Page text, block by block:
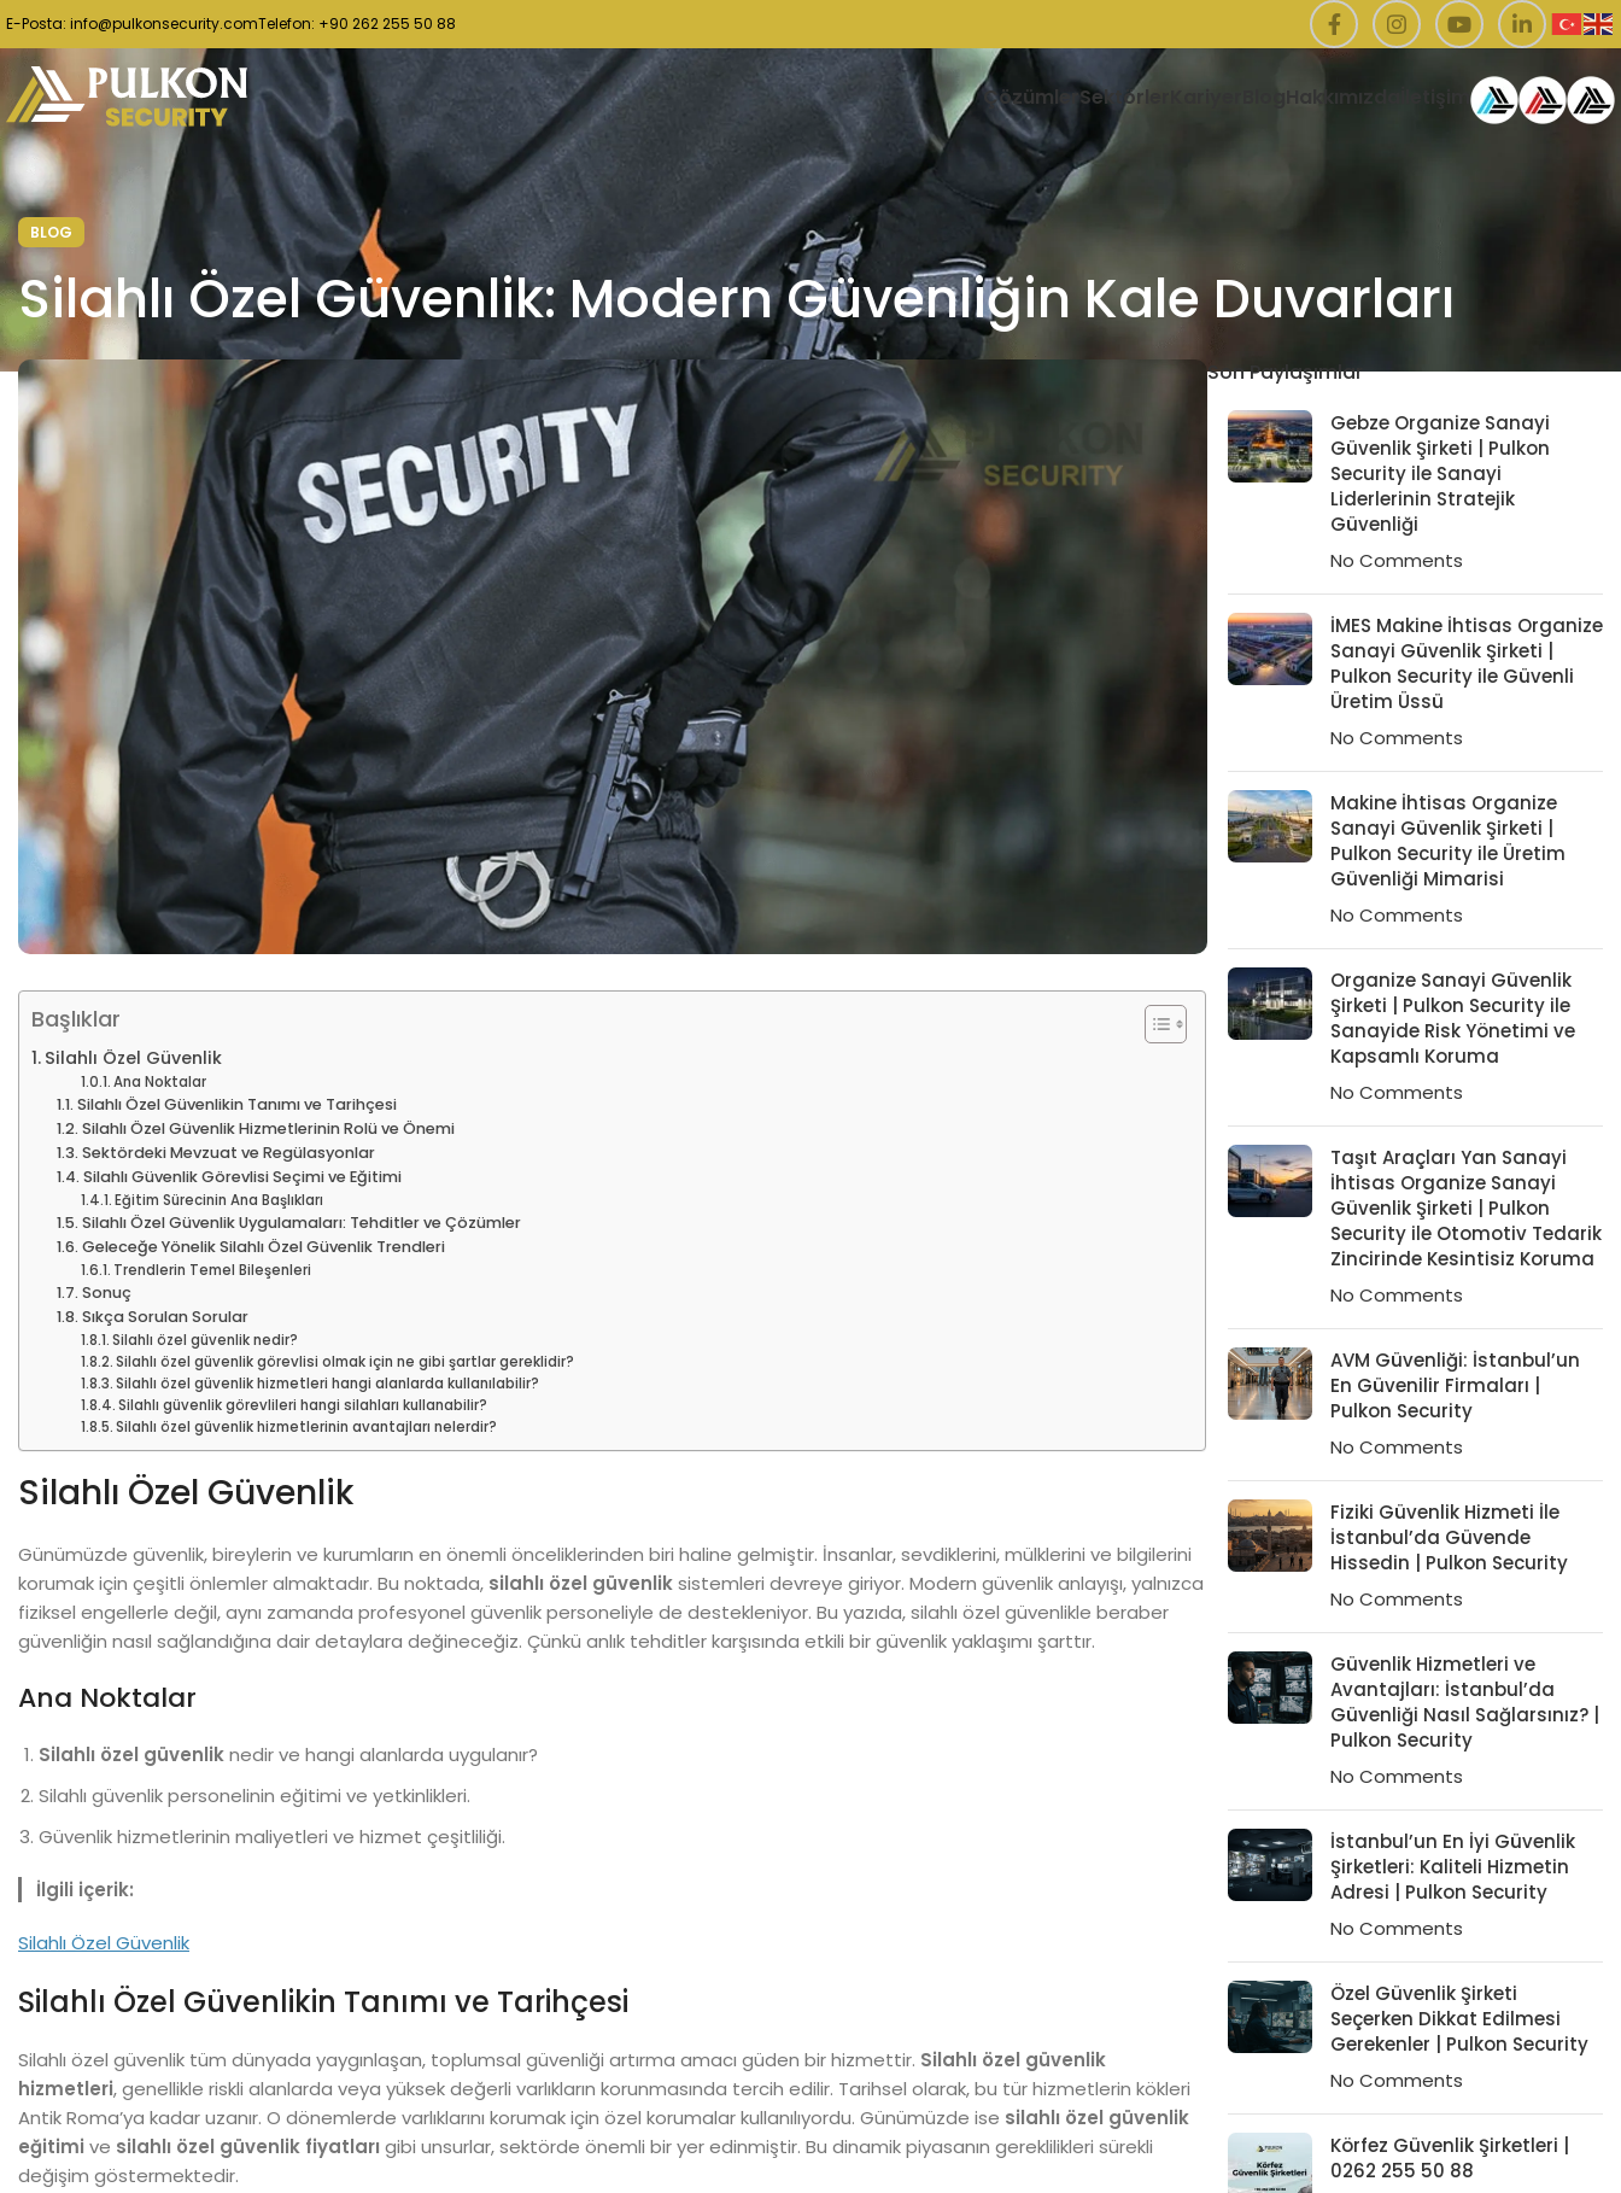
E-Posta: info@pulkonsecurity.comTelefon: +90 262 255 50 88
ÇözümlerSektörler Blog Hakkımızda
BLOG
Silahlı Özel Güvenlik: Modern Güvenliğin Kale Duvarları
Başlıklar
Silahlı Özel Güvenlik
Ana Noktalar
Silahlı Özel Güvenlikin Tanımı ve Tarihçesi
Silahlı Özel Güvenlik Hizmetlerinin Rolü ve Önemi
Sektördeki Mevzuat ve Regülasyonlar
Silahlı Güvenlik Görevlisi Seçimi ve Eğitimi
Eğitim Sürecinin Ana Başlıkları
Silahlı Özel Güvenlik Uygulamaları: Tehditler ve Çözümler
Geleceğe Yönelik Silahlı Özel Güvenlik Trendleri
Trendlerin Temel Bileşenleri
Sonuç
Sıkça Sorulan Sorular
Silahlı özel güvenlik nedir?
Silahlı özel güvenlik görevlisi olmak için ne gibi şartlar gereklidir?
Silahlı özel güvenlik hizmetleri hangi alanlarda kullanılabilir?
Silahlı güvenlik görevlileri hangi silahları kullanabilir?
Silahlı özel güvenlik hizmetlerinin avantajları nelerdir?
Silahlı Özel Güvenlik
Günümüzde güvenlik, bireylerin ve kurumların en önemli önceliklerinden biri haline gelmiştir. İnsanlar, sevdiklerini, mülklerini ve bilgilerini
korumak için çeşitli önlemler almaktadır. Bu noktada, silahlı özel güvenliksistemleri devreye giriyor. Modern güvenlik anlayışı, yalnızca
fiziksel engellerle değil, aynı zamanda profesyonel güvenlik personeliyle de destekleniyor. Bu yazıda, silahlı özel güvenlikle beraber
güvenliğin nasıl sağlandığına dair detaylara değineceğiz. Çünkü anlık tehditler karşısında etkili bir güvenlik yaklaşımı şarttır.
Ana Noktalar
Silahlı özel güvenliknedir ve hangi alanlarda uygulanır?
Silahlı güvenlik personelinin eğitimi ve yetkinlikleri.
Güvenlik hizmetlerinin maliyetleri ve hizmet çeşitliliği.
İlgili içerik:
Silahlı Özel Güvenlik
Silahlı Özel Güvenlikin Tanımı ve Tarihçesi
Silahlı özel güvenlik tüm dünyada yaygınlaşan, toplumsal güvenliği artırma amacı güden bir hizmettir. Silahlı özel güvenlik
hizmetleri, genellikle riskli alanlarda veya yüksek değerli varlıkların korunmasında tercih edilir. Tarihsel olarak, bu tür hizmetlerin kökleri
Antik Roma’ya kadar uzanır. O dönemlerde varlıklarını korumak için özel korumalar kullanılıyordu. Günümüzde ise silahlı özel güvenlik
eğitimi ve silahlı özel güvenlik fiyatları gibi unsurlar, sektörde önemli bir yer edinmiştir. Bu dinamik piyasanın gereklilikleri sürekli
değişim göstermektedir.
Son Paylaşımlar
Gebze Organize Sanayi
Güvenlik Şirketi | Pulkon
Security ile Sanayi
Liderlerinin Stratejik
Güvenliği
No Comments
İMES Makine İhtisas Organize
Sanayi Güvenlik Şirketi |
Pulkon Security ile Güvenli
Üretim Üssü
No Comments
Makine İhtisas Organize
Sanayi Güvenlik Şirketi |
Pulkon Security ile Üretim
Güvenliği Mimarisi
No Comments
Organize Sanayi Güvenlik
Şirketi | Pulkon Security ile
Sanayide Risk Yönetimi ve
Kapsamlı Koruma
No Comments
Taşıt Araçları Yan Sanayi
İhtisas Organize Sanayi
Güvenlik Şirketi | Pulkon
Security ile Otomotiv Tedarik
Zincirinde Kesintisiz Koruma
No Comments
AVM Güvenliği: İstanbul’un
En Güvenilir Firmaları |
Pulkon Security
No Comments
Fiziki Güvenlik Hizmeti İle
İstanbul’da Güvende
Hissedin | Pulkon Security
No Comments
Güvenlik Hizmetleri ve
Avantajları: İstanbul’da
Güvenliği Nasıl Sağlarsınız? |
Pulkon Security
No Comments
İstanbul’un En İyi Güvenlik
Şirketleri: Kaliteli Hizmetin
Adresi | Pulkon Security
No Comments
Özel Güvenlik Şirketi
Seçerken Dikkat Edilmesi
Gerekenler | Pulkon Security
No Comments
Körfez Güvenlik Şirketleri |
0262 255 50 88